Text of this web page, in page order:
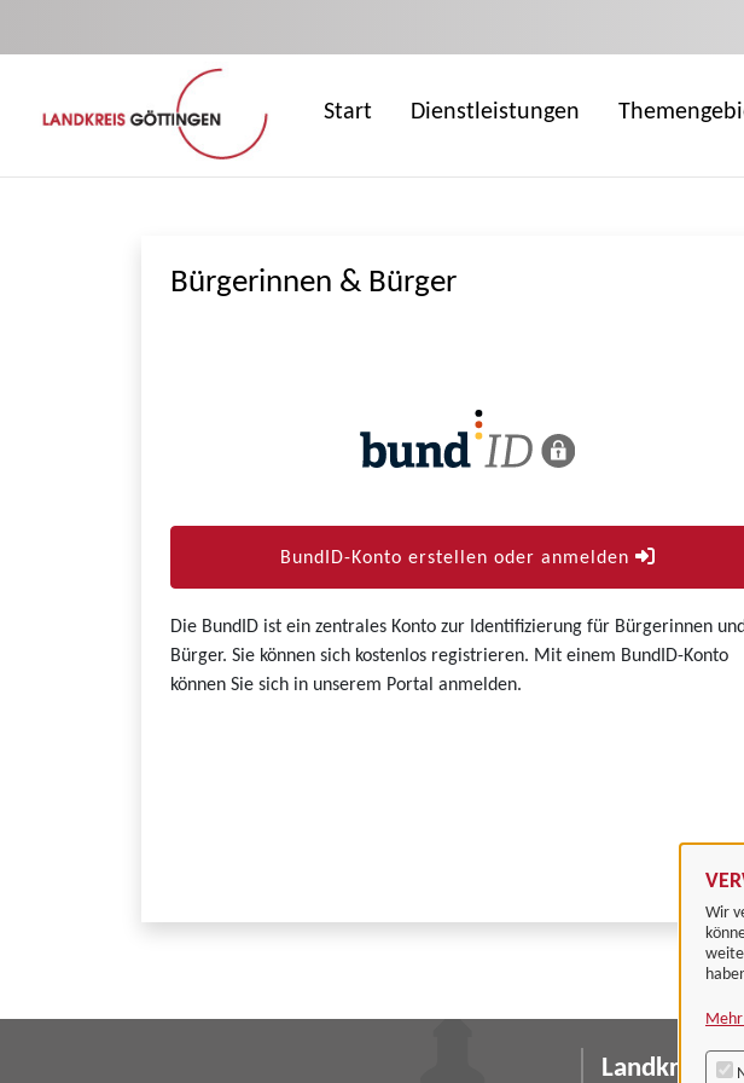
Wir
Start Dienstleistungen
Bürgerinnen & Bürger
BundID-Konto erstellen oder anmelden
Die BundID ist ein zentrales Konto zur Identifizierung für Bürgerinnen und
Bürger. Sie können sich kostenlos registrieren. Mit einem BundID-Konto
können Sie sich in unserem Portal anmelden.
Landkreis